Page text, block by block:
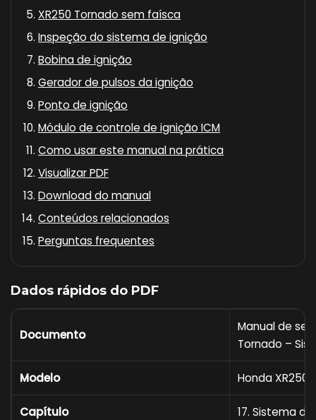
XR250 Tornado sem faísca
Inspeção do sistema de ignição
Bobina de ignição
Gerador de pulsos da ignição
Ponto de ignição
Módulo de controle de ignição ICM
Como usar este manual na prática
Visualizar PDF
Download do manual
Conteúdos relacionados
Perguntas frequentes
Dados rápidos do PDF
Documento
Manual de
Tornado –
Modelo Honda XR250
Capítulo 17. Sistema